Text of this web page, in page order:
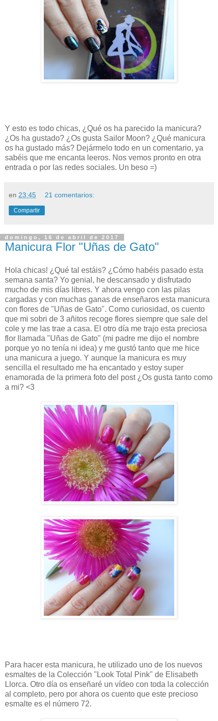
Y esto es todo chicas, ¿Qué os ha parecido la manicura?
¿Os ha gustado? ¿Os gusta Sailor Moon? ¿Qué manicura
os ha gustado más? Dejármelo todo en un comentario, ya
sabéis que me encanta leeros. Nos vemos pronto en otra
entrada o por las redes sociales. Un beso =)
en 23:45 21 comentarios:
Compartir
domingo, 16 de abril de 2017
Manicura Flor "Uñas de Gato"
Hola chicas! ¿Qué tal estáis? ¿Cómo habéis pasado esta
semana santa? Yo genial, he descansado y disfrutado
mucho de mis días libres. Y ahora vengo con las pilas
cargadas y con muchas ganas de enseñaros esta manicura
con flores de "Uñas de Gato". Como curiosidad, os cuento
que mi sobri de 3 añitos recoge flores siempre que sale del
cole y me las trae a casa. El otro día me trajo esta preciosa
flor llamada "Uñas de Gato" (mi padre me dijo el nombre
porque yo no tenía ni idea) y me gustó tanto que me hice
una manicura a juego. Y aunque la manicura es muy
sencilla el resultado me ha encantado y estoy super
enamorada de la primera foto del post ¿Os gusta tanto como
a mi? <3
Para hacer esta manicura, he utilizado uno de los nuevos
esmaltes de la Colección "Look Total Pink" de Elisabeth
Llorca. Otro día os enseñaré un vídeo con toda la colección
al completo, pero por ahora os cuento que este precioso
esmalte es el número 72.